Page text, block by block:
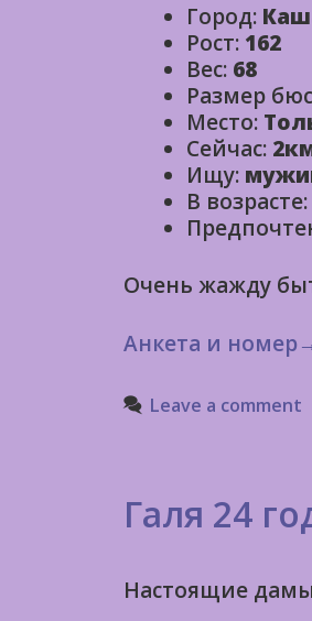
Город:
Рост: 162
Вес: 68
Размер
Место:
Сейчас:
Ищу:
В возрасте:
Очень жажду
Анкета и
Leave a comment
Галя 24
Настоящие